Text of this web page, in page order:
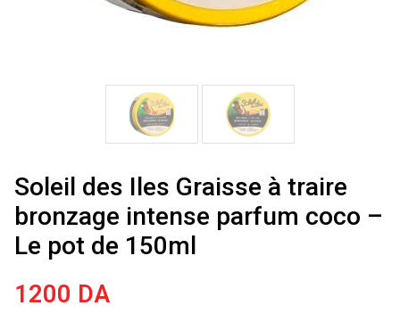
Soleil des Iles Graisse à traire
bronzage intense parfum coco –
Le pot de 150ml
1200 DA